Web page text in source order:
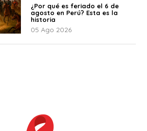
¿Por qué es feriado el 6 de
agosto en Perú? Esta es la
historia
05 Ago 2026